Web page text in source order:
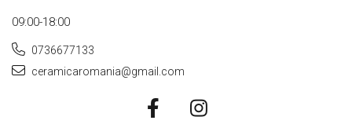
09:00-18:00
0736677133
ceramicaromania@gmail.com